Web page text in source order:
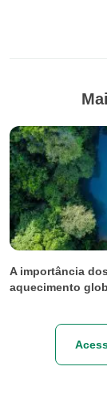
A importância
aquecimento